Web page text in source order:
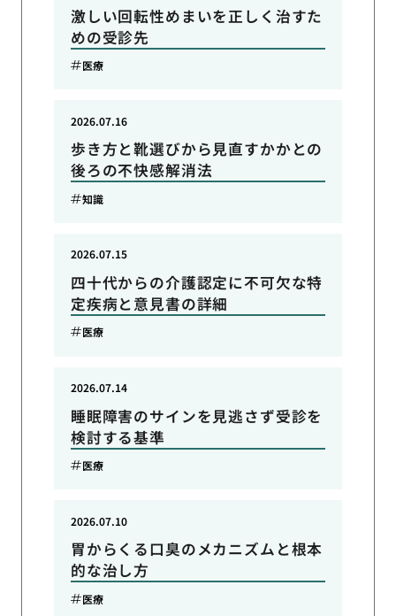
激しい回転性めまいを正しく治すた
めの受診先
医療
歩き方と靴選びから見直すかかとの
後ろの不快感解消法
2026.07.16
知識
四十代からの介護認定に不可欠な特
定疾病と意見書の詳細
2026.07.15
医療
睡眠障害のサインを見逃さず受診を
検討する基準
2026.07.14
医療
胃からくる口臭のメカニズムと根本
的な治し方
2026.07.10
医療